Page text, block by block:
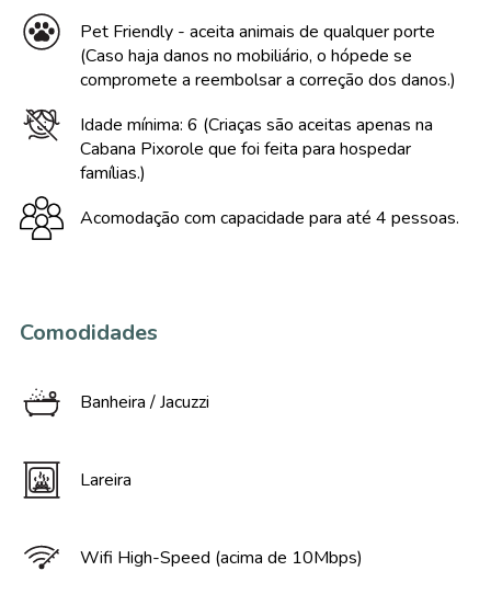
Pet Friendly - aceita animais de qualquer porte
(Caso haja danos no mobiliário, o hópede se
compromete a reembolsar a correção dos danos.)
Idade mínima: 6 (Criaças são aceitas apenas na
Cabana Pixorole que foi feita para hospedar
famílias.)
Acomodação com capacidade para até 4 pessoas.
Comodidades
Banheira / Jacuzzi
Lareira
Wifi High-Speed (acima de 10Mbps)